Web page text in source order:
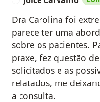
Dra Carolina foi
parece ter uma
sobre os pacientes.
praxe, fez questão
solicitados e as
relatados, me
a consulta.